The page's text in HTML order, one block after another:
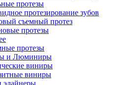
протезы
протезирование зубов
съемный протез
протезы
протезы
и Люминиры
виниры
виниры
элайнеры